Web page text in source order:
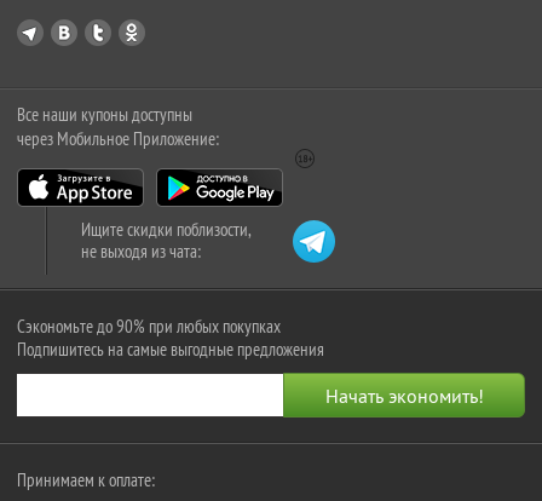
Все наши купоны доступны
через Мобильное Приложение:
Ищите скидки поблизости,
не выходя из чата:
Сэкономьте до 90% при любых покупках
Подпишитесь на самые выгодные предложения
Принимаем к оплате: